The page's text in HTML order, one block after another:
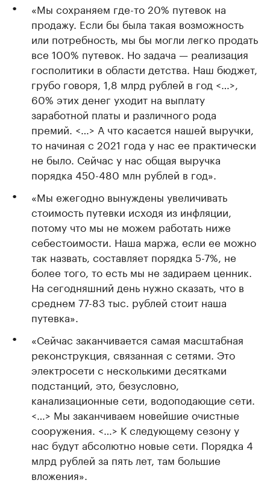
«Мы сохраняем где-то 20% путевок на
продажу. Если бы была такая возможность
или потребность, мы бы могли легко продать
все 100% путевок. Но задача — реализация
госполитики в области детства. Наш бюджет,
грубо говоря, 1,8 млрд рублей в год <…>,
60% этих денег уходит на выплату
заработной платы и различного рода
премий. <…> А что касается нашей выручки,
то начиная с 2021 года у нас ее практически
не было. Сейчас у нас общая выручка
порядка 450-480 млн рублей в год».
«Мы ежегодно вынуждены увеличивать
стоимость путевки исходя из инфляции,
потому что мы не можем работать ниже
себестоимости. Наша маржа, если ее можно
так назвать, составляет порядка 5-7%, не
более того, то есть мы не задираем ценник.
На сегодняшний день нужно сказать, что в
среднем 77-83 тыс. рублей стоит наша
путевка».
«Сейчас заканчивается самая масштабная
реконструкция, связанная с сетями. Это
электросети с несколькими десятками
подстанций, это, безусловно,
канализационные сети, водоподающие сети.
<…> Мы заканчиваем новейшие очистные
сооружения. <…> К следующему сезону у
нас будут абсолютно новые сети. Порядка 4
млрд рублей за пять лет, там большие
вложения».